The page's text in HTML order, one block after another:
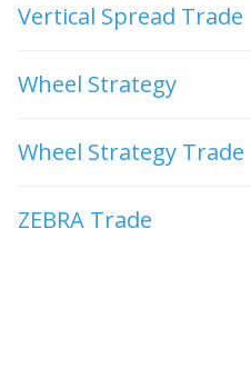
Vertical Spread Trade
Wheel Strategy
Wheel Strategy Trade
ZEBRA Trade